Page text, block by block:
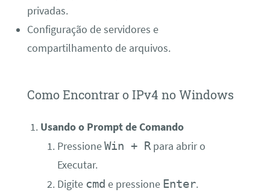
privadas.
Configuração de servidores e
compartilhamento de arquivos.
Como Encontrar o IPv4 no Windows
Usando o Prompt de Comando
PressioneWin + Rpara abrir o
Executar.
Digite cmd e pressione Enter.